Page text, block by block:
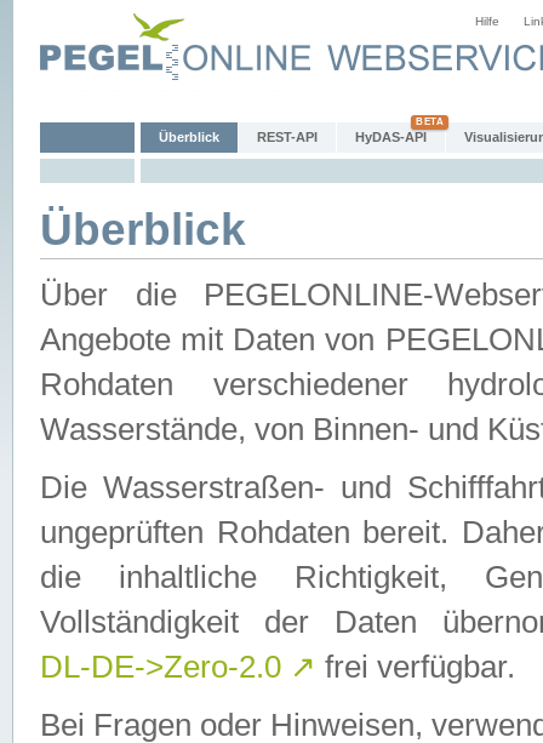
Hilfe
Überblick REST-API HyDAS-API
Überblick
Über die PEGELONLINE-
Angebote mit Daten von
Rohdaten verschiedener
Wasserstände, von Binnen- und
Die Wasserstraßen- und
ungeprüften Rohdaten bereit.
die inhaltliche Richtigkeit,
Vollständigkeit der Daten
DL-DE->Zero-2.0 ↗ frei verfügbar.
Bei Fragen oder Hinweisen,